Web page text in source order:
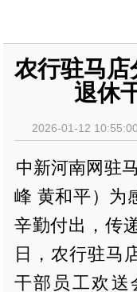
农行驻马店
退休
2026-01-12
中新河南网驻
峰 黄和平）为
辛勤付出，传
日，农行驻马
干部员工欢送